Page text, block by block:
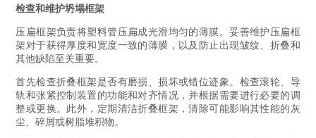
检查和维护坍塌框架
压扁框架负责将塑料管压扁成光滑均匀的薄膜。妥善维护压扁框
架对于获得厚度和宽度一致的薄膜，以及防止出现皱纹、折叠和
其他缺陷至关重要。
首先检查折叠框架是否有磨损、损坏或错位迹象。检查滚轮、导
轨和张紧控制装置的功能和对齐情况，并根据需要进行必要的调
整或更换。此外，定期清洁折叠框架，清除可能影响其性能的灰
尘、碎屑或树脂堆积物。